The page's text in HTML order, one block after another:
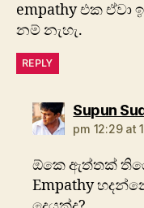
empathy එක
නම් නැහැ.
REPLY
Supun
pm 12:29 at
ඕකෙ ඇත්තක්
Empathy